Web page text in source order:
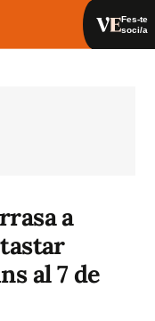
Fes-te
soci/a
a
al 7 de